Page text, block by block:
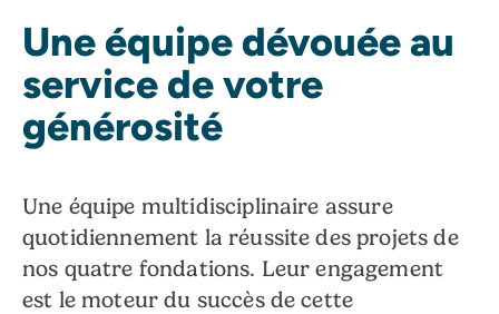
Une équipe dévouée au
service de votre
générosité
Une équipe multidisciplinaire assure
quotidiennement la réussite des projets de
nos quatre fondations. Leur engagement
est le moteur du succès de cette